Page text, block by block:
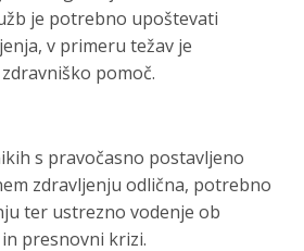
je potrebno upoštevati
v primeru težav je
pomoč.
s pravočasno postavljeno
zdravljenju odlična, potrebno
ter ustrezno vodenje ob
presnovni krizi.